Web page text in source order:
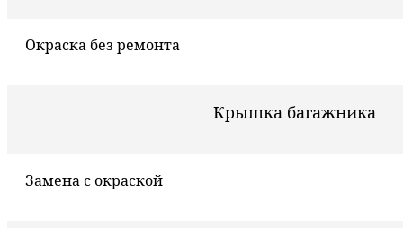
Окраска без ремонта
Крышка багажника
Замена с окраской